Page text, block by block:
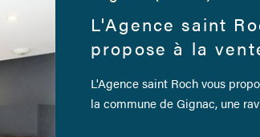
L'Agence saint
propose à la
L'Agence saint Roch vous
la commune de Gignac, une